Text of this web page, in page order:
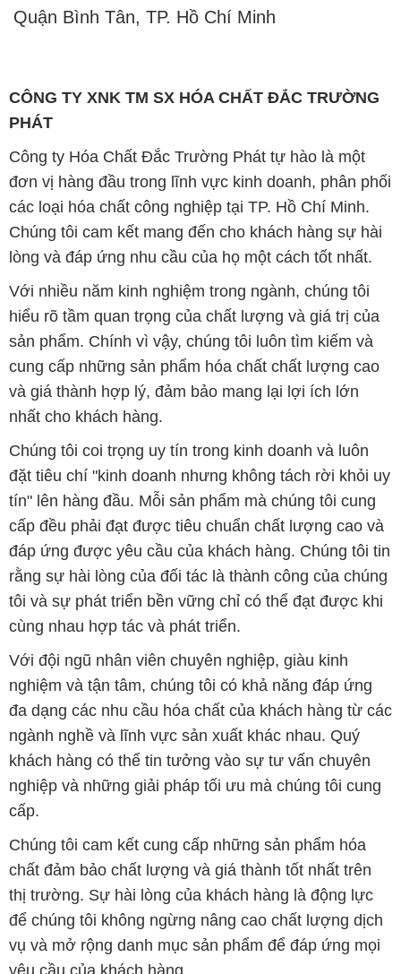
Quận Bình Tân, TP. Hồ Chí Minh
CÔNG TY XNK TM SX HÓA CHẤT ĐẮC TRƯỜNG
PHÁT
Công ty Hóa Chất Đắc Trường Phát tự hào là một
đơn vị hàng đầu trong lĩnh vực kinh doanh, phân phối
các loại hóa chất công nghiệp tại TP. Hồ Chí Minh.
Chúng tôi cam kết mang đến cho khách hàng sự hài
lòng và đáp ứng nhu cầu của họ một cách tốt nhất.
Với nhiều năm kinh nghiệm trong ngành, chúng tôi
hiểu rõ tầm quan trọng của chất lượng và giá trị của
sản phẩm. Chính vì vậy, chúng tôi luôn tìm kiếm và
cung cấp những sản phẩm hóa chất chất lượng cao
và giá thành hợp lý, đảm bảo mang lại lợi ích lớn
nhất cho khách hàng.
Chúng tôi coi trọng uy tín trong kinh doanh và luôn
đặt tiêu chí "kinh doanh nhưng không tách rời khỏi uy
tín" lên hàng đầu. Mỗi sản phẩm mà chúng tôi cung
cấp đều phải đạt được tiêu chuẩn chất lượng cao và
đáp ứng được yêu cầu của khách hàng. Chúng tôi tin
rằng sự hài lòng của đối tác là thành công của chúng
tôi và sự phát triển bền vững chỉ có thể đạt được khi
cùng nhau hợp tác và phát triển.
Với đội ngũ nhân viên chuyên nghiệp, giàu kinh
nghiệm và tận tâm, chúng tôi có khả năng đáp ứng
đa dạng các nhu cầu hóa chất của khách hàng từ các
ngành nghề và lĩnh vực sản xuất khác nhau. Quý
khách hàng có thể tin tưởng vào sự tư vấn chuyên
nghiệp và những giải pháp tối ưu mà chúng tôi cung
cấp.
Chúng tôi cam kết cung cấp những sản phẩm hóa
chất đảm bảo chất lượng và giá thành tốt nhất trên
thị trường. Sự hài lòng của khách hàng là động lực
để chúng tôi không ngừng nâng cao chất lượng dịch
vụ và mở rộng danh mục sản phẩm để đáp ứng mọi